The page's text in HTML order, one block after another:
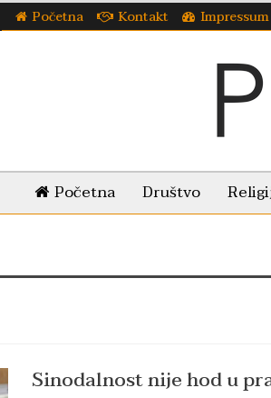
Početna Kontakt Impressum
Početna Društvo
Sinodalnost nije hod u